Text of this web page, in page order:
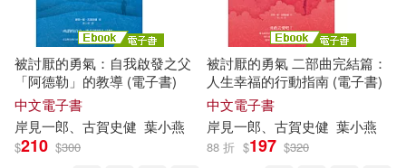
作者 (可複選)
（日）岸見一郎，古賀史健(10)
古賀史健(7) 岸見一郎(7)
被討厭的勇氣：自我啟發之父
「阿德勒」的教導 (電子書)
中文電子書
岸見一郎 古賀史健 葉小燕
$210 $300
被討厭的勇氣 二部曲完結篇：
人生幸福的行動指南 (電子書)
中文電子書
岸見一郎 古賀史健 葉小燕
88 折 $197 $320